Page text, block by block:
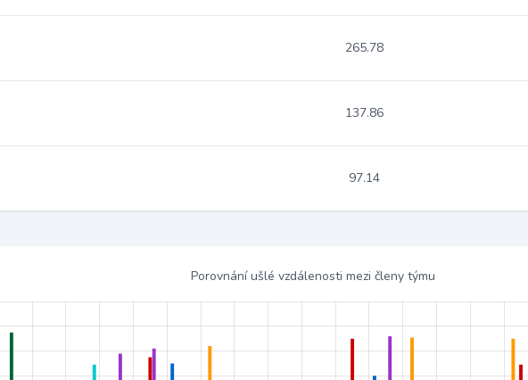
265.78
137.86
97.14
Porovnání ušlé vzdálenosti mezi členy týmu